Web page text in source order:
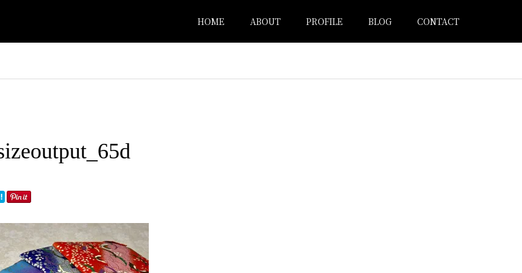
HOME ABOUT PROFILE BLOG CONTACT